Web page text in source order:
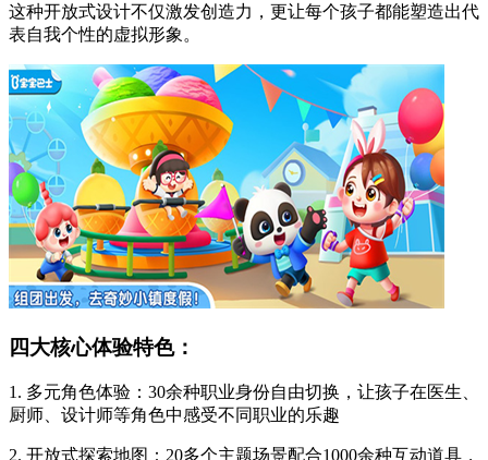
这种开放式设计不仅激发创造力，更让每个孩子都能塑造出代
表自我个性的虚拟形象。
四大核心体验特色：
1. 多元角色体验：30余种职业身份自由切换，让孩子在医生、
厨师、设计师等角色中感受不同职业的乐趣
2. 开放式探索地图：20多个主题场景配合1000余种互动道具，